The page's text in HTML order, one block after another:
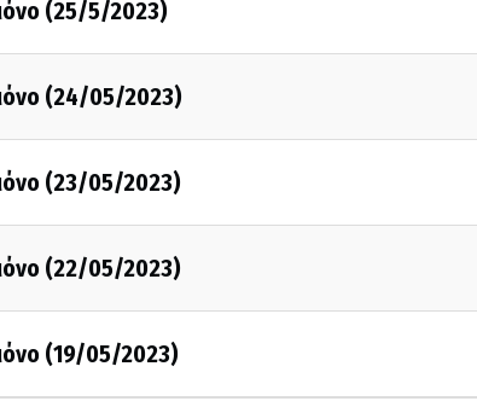
(25/5/2023)
(24/05/2023)
(23/05/2023)
(22/05/2023)
(19/05/2023)